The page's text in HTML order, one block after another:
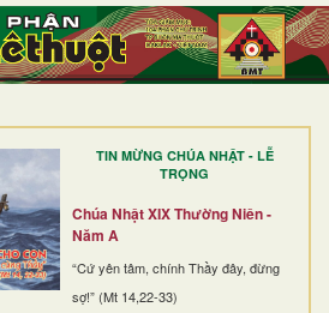
TIN MỪNG CHÚA NHẬT - LỄ
TRỌNG
Chúa Nhật XIX Thường Niên -
Năm A
“Cứ yên tâm, chính Thầy đây, đừng
sợ!” (Mt 14,22-33)